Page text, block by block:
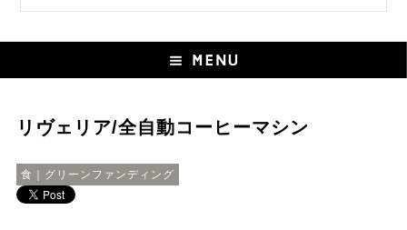
リヴェリア/全自動コーヒーマシン
食｜グリーンファンディング